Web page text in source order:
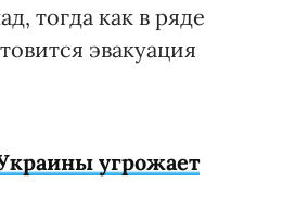
тогда как в ряде
эвакуация
угрожает